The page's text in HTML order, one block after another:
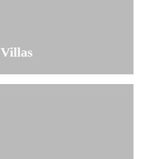
Villas
disponibilidad